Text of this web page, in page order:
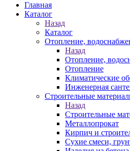
Главная
Каталог
Назад
Каталог
Отопление,
Назад
Отопление,
Отопление
Климатические
Инженерная
Строительные
Назад
Строительные
Металлопрокат
Кирпич и
Сухие смеси,